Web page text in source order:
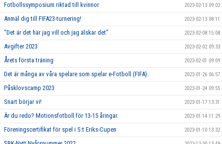
Fotbollssymposium riktad till kvinnor 2023-02-13 09:02
Anmäl dig till FIFA23-turnering! 2023-02-13 08:11
"Det är det här jag vill och jag älskar det" 2023-02-08 15:08
Avgifter 2023 2023-02-02 09:33
Årets första träning 2023-02-01 09:09
Det är många av våra spelare som spelar e-Fotboll (FIFA). 2023-01-26 06:57
Påsklovscamp 2023 2023-01-24 09:55
Snart börjar vi! 2023-01-17 13:31
Är du redo? Motionsfotboll för 13-15 åringar. 2023-01-14 11:29
Föreningscertifikat för spel i S:t Eriks-Cupen 2023-01-10 13:32